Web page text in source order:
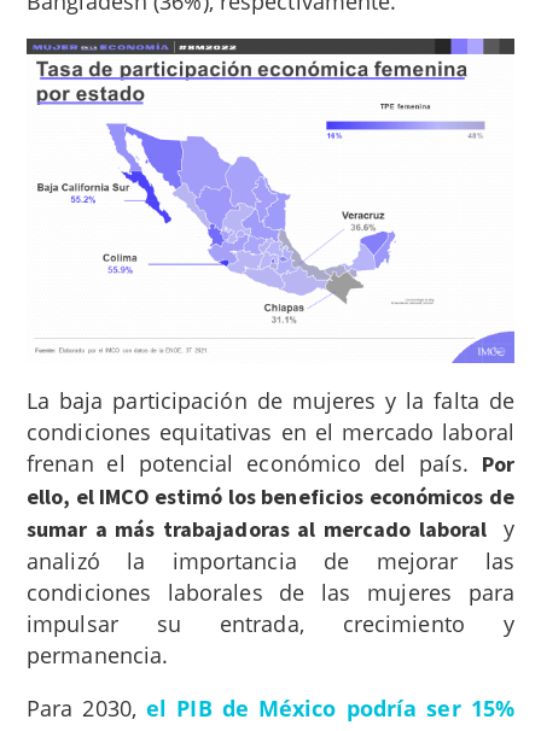
La baja participación de mujeres y la falta de
condiciones equitativas en el mercado laboral
frenan el potencial económico del país. Por
ello, el IMCO estimó los beneficios económicos de
sumar a más trabajadoras al mercado laboral
y
analizó la importancia de mejorar las
condiciones laborales de las mujeres para
impulsar su entrada, crecimiento y
permanencia.
Para 2030,el PIB de México podría ser 15%